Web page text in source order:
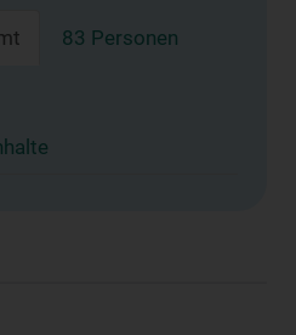
83 Personen